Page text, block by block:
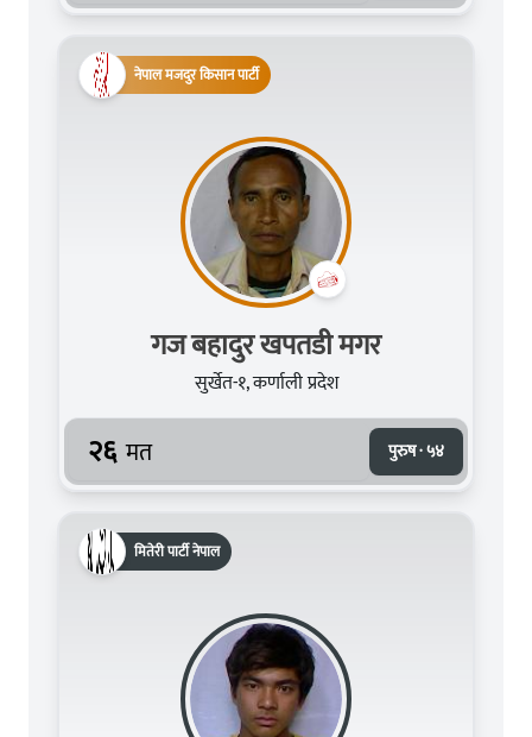
नेपाल मजदुर किसान पार्टी
गज बहादुर खपतडी मगर
सुर्खेत-१, कर्णाली प्रदेश
२६ मत पुरुष · ५४
मितेरी पार्टी नेपाल